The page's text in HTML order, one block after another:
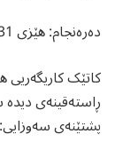
دەرەنجام: هێزی 31 ملیۆن دار لە خزمەت ژینگەی کوردستاندا.
کاتێک کاریگەریی
ڕاستەقینەی
پشتێنەی